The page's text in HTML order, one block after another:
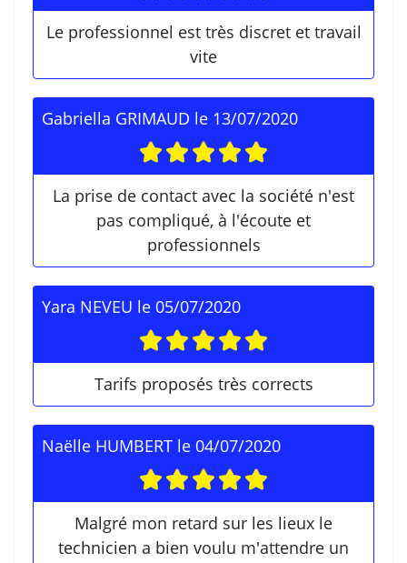
Le professionnel est très discret et travail
vite
Gabriella GRIMAUD le 13/07/2020
La prise de contact avec la société n'est
pas compliqué, à l'écoute et
professionnels
Yara NEVEU le 05/07/2020
Tarifs proposés très corrects
Naëlle HUMBERT le 04/07/2020
Malgré mon retard sur les lieux le
technicien a bien voulu m'attendre un